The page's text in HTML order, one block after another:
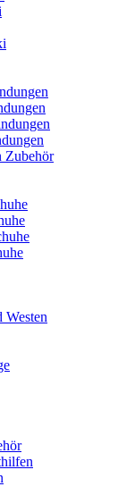
Zubehör
Westen